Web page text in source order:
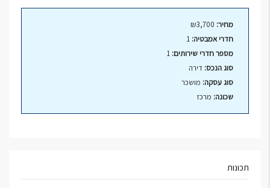
מחיר:
חדרי אמבטיה:
מספר חדרי שירותים:
סוג הנכס: דירה
סוג עסקה: מושכר
שכונה: מרכז
תכונות